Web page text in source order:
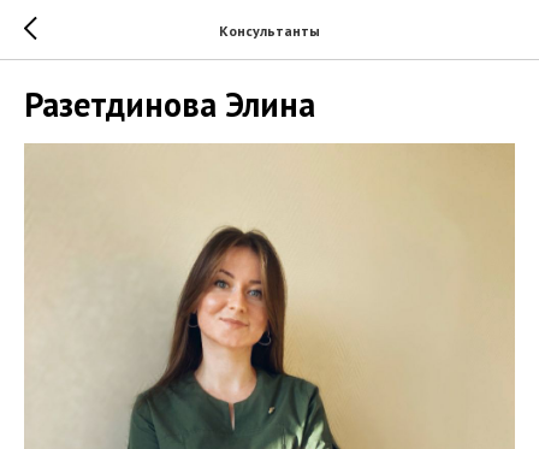
Консультанты
Разетдинова Элина